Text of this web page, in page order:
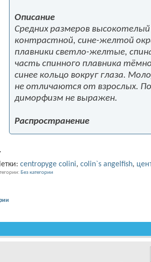
Описание
Средних размеров
контрастной, сине-желтой
плавники светло-желтые,
часть спинного плавника
синее кольцо вокруг глаза.
не отличаются от взрослых.
диморфизм не выражен.
Распространение
centropyge colini, colin`s angelfish,
Без категории